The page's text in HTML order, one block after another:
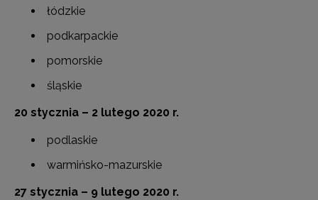
łódzkie
podkarpackie
pomorskie
śląskie
20 stycznia – 2 lutego 2020 r.
podlaskie
warmińsko-mazurskie
27 stycznia – 9 lutego 2020 r.